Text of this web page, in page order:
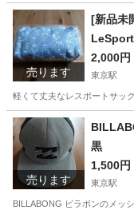
東京 渋谷区 東京駅
売ります
[新品未開封]BTS レス
2,000円
東京駅
軽くて丈夫なレスポートサッ
東京 渋谷区
売ります
BILLABONG ビ
黒
1,500円
東京駅
BILLABONG ビラボンのメッ